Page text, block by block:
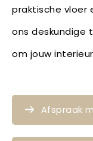
praktische vloer
ons deskundige
om jouw
Afspraak